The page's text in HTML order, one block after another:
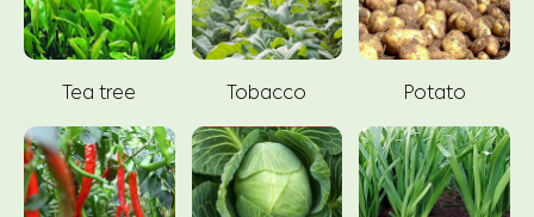
Tea tree Tobacco Potato